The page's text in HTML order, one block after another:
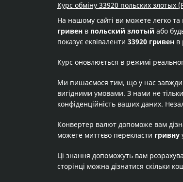
Курс обміну 33920 польских злотых
На нашому сайті ви можете легко
гривен в польский злотый або
показує еквіваленти 33920 гривен в
Курс оновлюється в режимі
Ми пишаємося тим, що у нас завжди
вигідними умовами. З нами не
конфіденційність ваших даних.
Конвертер валют допоможе вам
можете миттєво перекласти гривну
Ці знання допоможуть вам
сторінці можна дізнатися скільки